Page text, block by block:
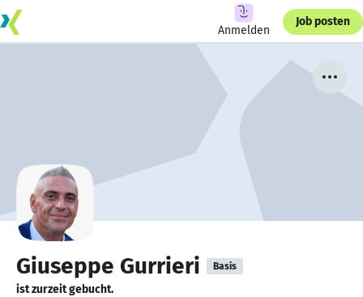
Anmelden
Job posten
Giuseppe Gurrieri Basis
ist zurzeit gebucht.